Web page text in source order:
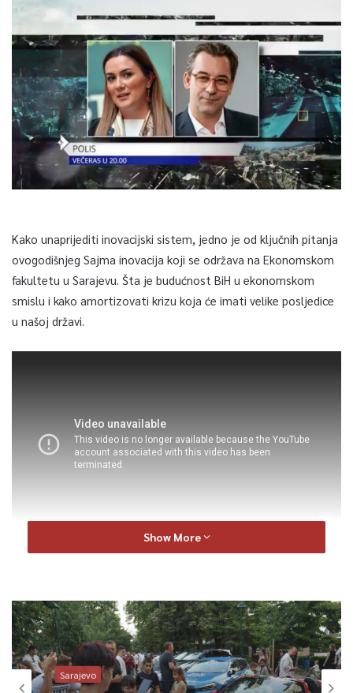
Kako unaprijediti inovacijski sistem, jedno je od ključnih pitanja
ovogodišnjeg Sajma inovacija koji se održava na Ekonomskom
fakultetu u Sarajevu. Šta je budućnost BiH u ekonomskom
smislu i kako amortizovati krizu koja će imati velike posljedice
u našoj državi.
Koliko je važna saradnja obrazovnog i poslovnog sektora. O
sa našim gostima prof.dr.Amilom Pilav Velić i uspješnim
bankarom koji je jedan od najvažnijih profesionalaca iz oblasti
održivih investicija i upravljanja, Sašom Bešlićem.
Polis je u programu u 20,00 sati.
Show More
Sarajevo